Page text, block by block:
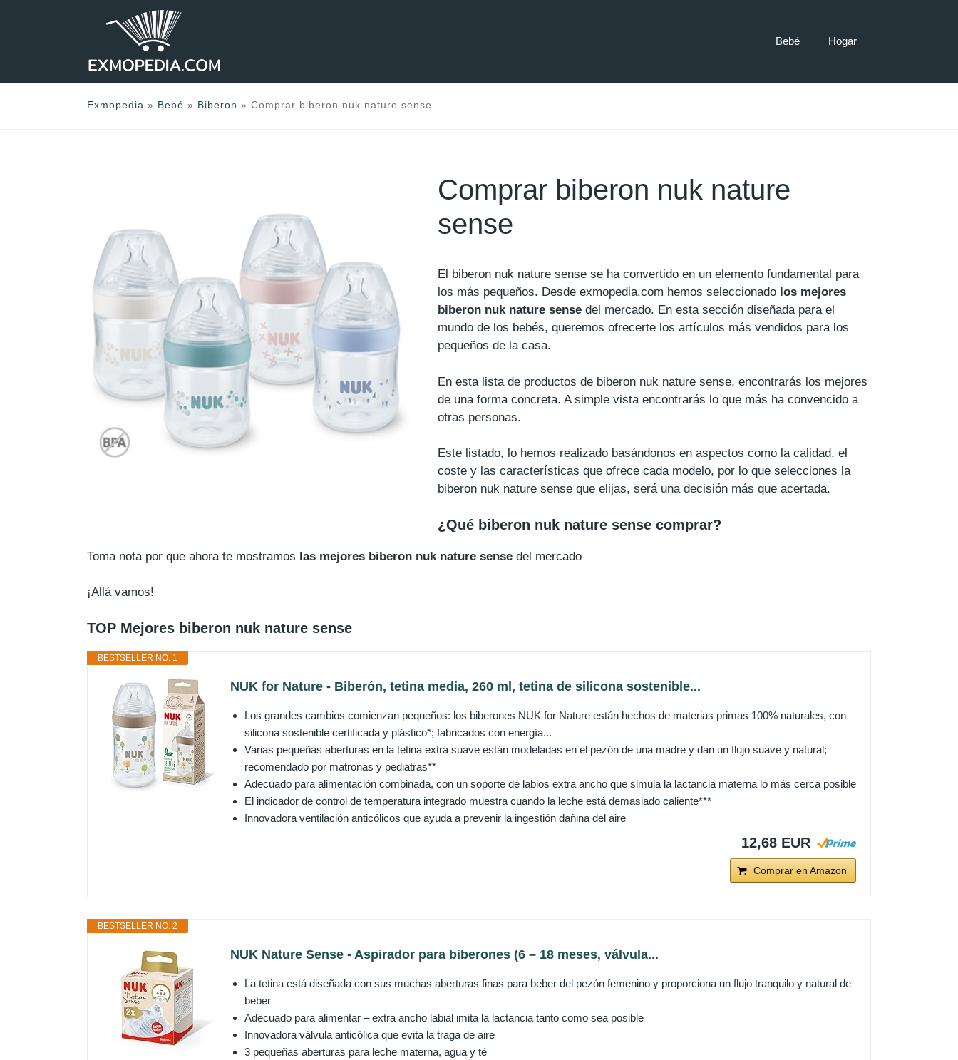
Bebé Hogar
Exmopedia » Bebé » Biberon » Comprar biberon nuk nature sense
Comprar biberon nuk nature
sense
El biberon nuk nature sense se ha convertido en un elemento fundamental para
los más pequeños. Desde exmopedia.com hemos seleccionado los mejores
biberon nuk nature sense del mercado. En esta sección diseñada para el
mundo de los bebés, queremos ofrecerte los artículos más vendidos para los
pequeños de la casa.
En esta lista de productos de biberon nuk nature sense, encontrarás los mejores
de una forma concreta. A simple vista encontrarás lo que más ha convencido a
otras personas.
Este listado, lo hemos realizado basándonos en aspectos como la calidad, el
coste y las características que ofrece cada modelo, por lo que selecciones la
biberon nuk nature sense que elijas, será una decisión más que acertada.
¿Qué biberon nuk nature sense comprar?
Toma nota por que ahora te mostramos las mejores biberon nuk nature sense del mercado
¡Allá vamos!
TOP Mejores biberon nuk nature sense
BESTSELLER NO. 1
NUK for Nature - Biberón, tetina media, 260 ml, tetina de silicona sostenible...
Los grandes cambios comienzan pequeños: los biberones NUK for Nature están hechos de materias primas 100% naturales, con
silicona sostenible certificada y plástico*; fabricados con energía...
Varias pequeñas aberturas en la tetina extra suave están modeladas en el pezón de una madre y dan un flujo suave y natural;
recomendado por matronas y pediatras**
Adecuado para alimentación combinada, con un soporte de labios extra ancho que simula la lactancia materna lo más cerca posible
El indicador de control de temperatura integrado muestra cuando la leche está demasiado caliente***
Innovadora ventilación anticólicos que ayuda a prevenir la ingestión dañina del aire
12,68 EUR
Comprar en Amazon
BESTSELLER NO. 2
NUK Nature Sense - Aspirador para biberones (6 – 18 meses, válvula...
La tetina está diseñada con sus muchas aberturas finas para beber del pezón femenino y proporciona un flujo tranquilo y natural de
beber
Adecuado para alimentar – extra ancho labial imita la lactancia tanto como sea posible
Innovadora válvula anticólica que evita la traga de aire
3 pequeñas aberturas para leche materna, agua y té